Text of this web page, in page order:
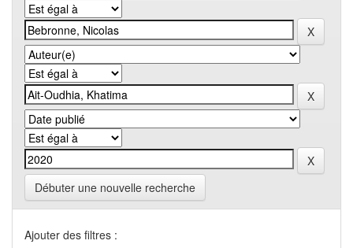
Débuter une nouvelle recherche
Ajouter des filtres :